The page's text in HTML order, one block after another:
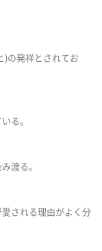
)の発祥とされてお
る。
渡る。
される理由がよく分